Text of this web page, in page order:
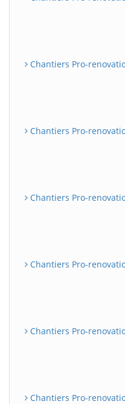
Chantiers Pro-
Chantiers Pro-
Chantiers Pro-
Chantiers Pro-
Chantiers Pro-
Chantiers Pro-